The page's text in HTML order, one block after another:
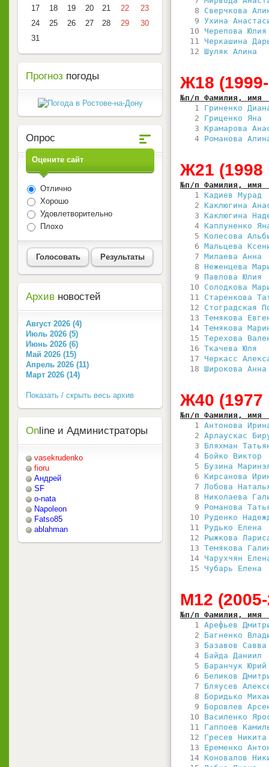
   8
   9
Ухина
  10
  11
  12
Ж18
№п/п Фамилия,
   1
   2
   3
   4
Ж21 (1998
№п/п Фамилия,
   1
   2
   3
   4
   5
   6
   7
   8
   9
  10
  11
  12
  13
  14
  15
  16
  17
Черкасс
  18
Ж40 (1977
№п/п Фамилия,
   1
   2
   3
   4
   5
Бузина
   6
   7
   8
   9
  10
  11
  12
  13
  14
  15
М12 (2005-
№п/п Фамилия,
   1
   2
   3
   4
   5
   6
   7
   8
   9
  10
  11
  12
  13
  14
17
18 19 20 21 22
23
24
25 26 27 28 29
30
31
Прогноз погоды
Опрос
Оцените сайт
Отлично
Хорошо
Удовлетворительно
Плохо
Голосовать Результаты
Архив новостей
Август 2026 (4)
Июль 2026 (5)
Июнь 2026 (6)
Май 2026 (15)
Апрель 2026 (11)
Март 2026 (14)
Показать / скрыть весь архив
On line и Администраторы
vasekrudenko
fioru
Андрей
SF
o-nata
Napoleon
Fatso85
ablahman